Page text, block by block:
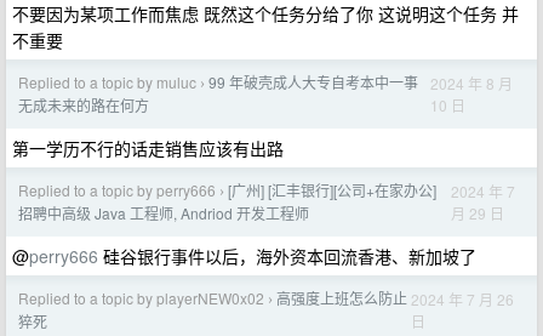
不要因为某项工作而焦虑 既然这个任务分给了你 这说明这个任务 并
不重要
Replied to a topic by muluc › 99 年破壳成人大专自考本中一事
无成未来的路在何方
2024 年 8 月
10 日
第一学历不行的话走销售应该有出路
Replied to a topic by perry666 › [广州] [汇丰银行][公司+在家办公]
招聘中高级 Java 工程师, Andriod 开发工程师
2024 年 7
月 29 日
@perry666 硅谷银行事件以后，海外资本回流香港、新加坡了
Replied to a topic by playerNEW0x02 › 高强度上班怎么防止
猝死
2024 年 7 月 26
日